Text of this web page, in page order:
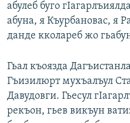
абулеб буго
абуна, я Къурбановас, я
данде кколареб жо
Гьал къоязда
Гъизилюрт мухъалъул
Давудовги. Гьесул
рекъон, гьев викъун